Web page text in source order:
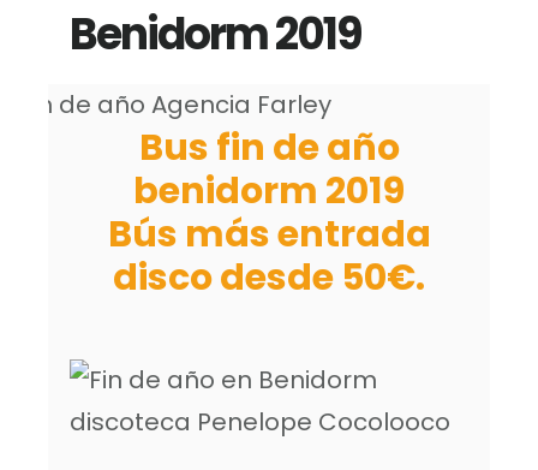
Benidorm 2019
Bus fin de año
benidorm 2019
Bús más entrada
disco desde 50€.